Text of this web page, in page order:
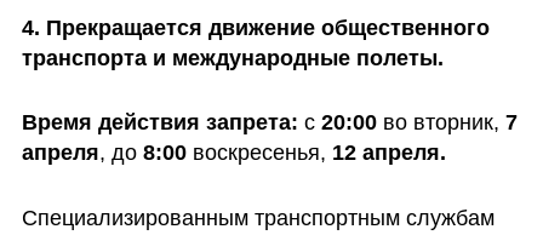
4. Прекращается движение общественного
транспорта и международные полеты.
Время действия запрета: с 20:00 во вторник, 7
апреля, до 8:00 воскресенья, 12 апреля.
Специализированным транспортным службам